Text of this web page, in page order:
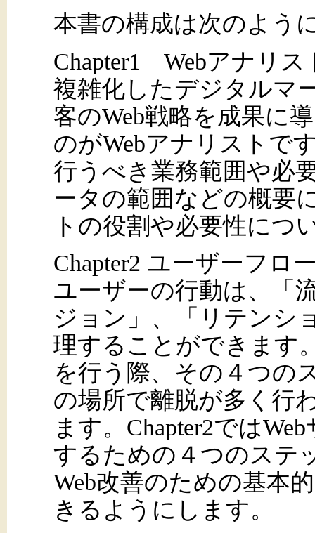
本書の構成は次のよう
Chapter1 Webアナリス
複雑化したデジタルマ
客のWeb戦略を成果に
のがWebアナリストで
行うべき業務範囲や必
ータの範囲などの概要
トの役割や必要性につ
Chapter2 ユーザーフロ
ユーザーの行動は、「
ジョン」、「リテンシ
理することができます
を行う際、その４つの
の場所で離脱が多く行
ます。Chapter2では
するための４つのステ
Web改善のための基本
きるようにします。